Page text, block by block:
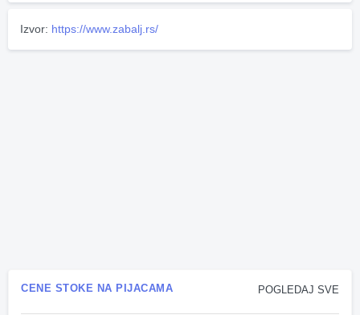
Izvor: https://www.zabalj.rs/
POGLEDAJ SVE
CENE STOKE NA PIJACAMA